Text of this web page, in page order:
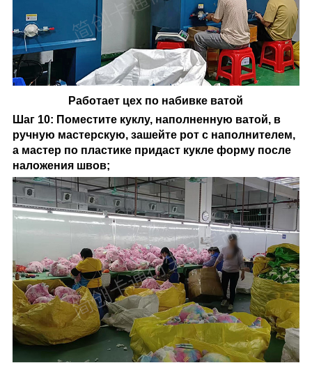
Работает цех по набивке ватой
Шаг 10: Поместите куклу, наполненную ватой, в
ручную мастерскую, зашейте рот с наполнителем,
а мастер по пластике придаст кукле форму после
наложения швов;